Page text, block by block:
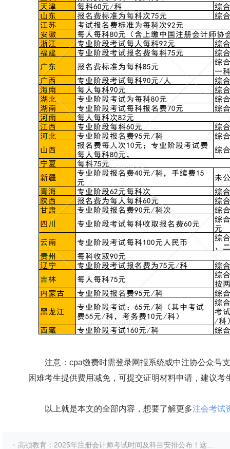
注意：cpa缴费时需登录网报系统或中注协公众号
困难考生提供费用减免，可提交证明材料申请，建议
以上就是本文的全部内容，想要了解更多注会考试
高顿教育：2025年注册会计师考试时间及科目安排公布！这些重要信息必看